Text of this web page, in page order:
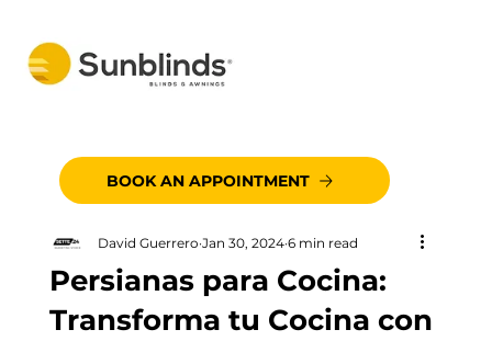
BOOK AN APPOINTMENT
Persianas para Cocina:
Transforma tu Cocina con
David Guerrero Jan 30, 2024 6 min read